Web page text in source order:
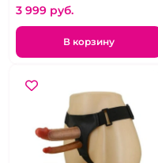
3 999 pуб.
В корзину